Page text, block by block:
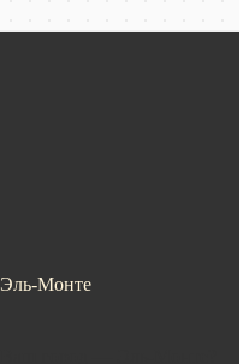
Эль-Монте